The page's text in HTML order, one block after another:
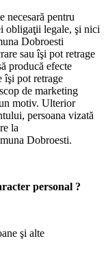
necesară pentru
obligaţii legale, şi nici
Dobroesti
sau îşi pot retrage
producă efecte
îşi pot retrage
de marketing
motiv. Ulterior
persoana vizată
la
Dobroesti.
personal ?
şi alte